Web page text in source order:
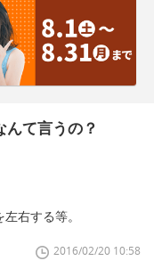
て言うの？
右する等。
2016/02/20 10:58